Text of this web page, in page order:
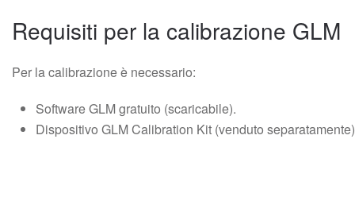
Requisiti per la calibrazione GLM
Per la calibrazione è necessario:
Software GLM gratuito (scaricabile).
Dispositivo GLM Calibration Kit (venduto